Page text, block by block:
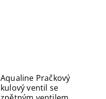
Aqualine Pračkový
kulový ventil se